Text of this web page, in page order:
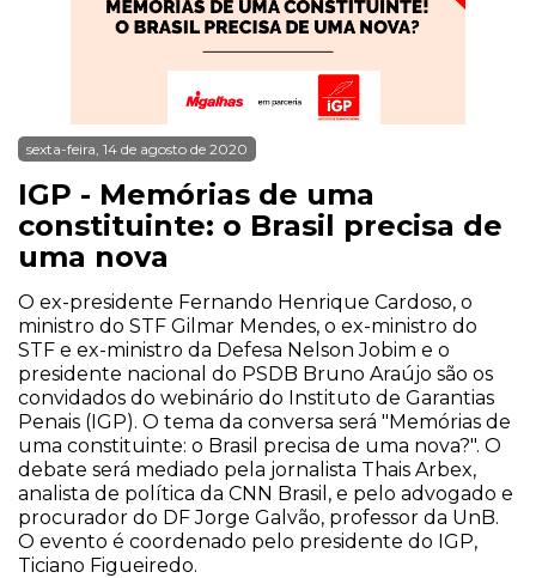
sexta-feira, 14 de agosto de 2020
IGP - Memórias de uma
constituinte: o Brasil precisa de
uma nova
O ex-presidente Fernando Henrique Cardoso, o
ministro do STF Gilmar Mendes, o ex-ministro do
STF e ex-ministro da Defesa Nelson Jobim e o
presidente nacional do PSDB Bruno Araújo são os
convidados do webinário do Instituto de Garantias
Penais (IGP). O tema da conversa será "Memórias de
uma constituinte: o Brasil precisa de uma nova?". O
debate será mediado pela jornalista Thais Arbex,
analista de política da CNN Brasil, e pelo advogado e
procurador do DF Jorge Galvão, professor da UnB.
O evento é coordenado pelo presidente do IGP,
Ticiano Figueiredo.